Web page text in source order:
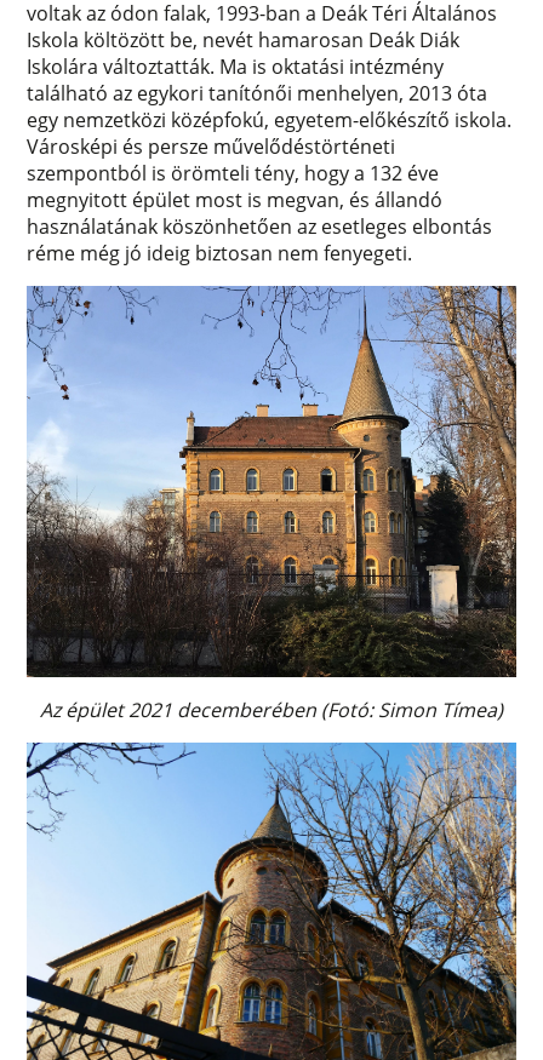
voltak az ódon falak, 1993-ban a Deák Téri Általános
Iskola költözött be, nevét hamarosan Deák Diák
Iskolára változtatták. Ma is oktatási intézmény
található az egykori tanítónői menhelyen, 2013 óta
egy nemzetközi középfokú, egyetem-előkészítő iskola.
Városképi és persze művelődéstörténeti
szempontból is örömteli tény, hogy a 132 éve
megnyitott épület most is megvan, és állandó
használatának köszönhetően az esetleges elbontás
réme még jó ideig biztosan nem fenyegeti.
Az épület 2021 decemberében (Fotó: Simon Tímea)